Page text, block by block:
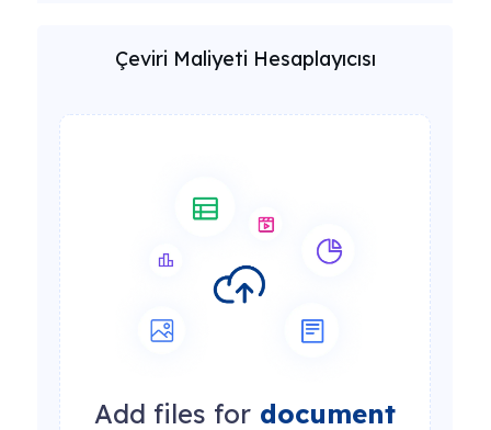
Çeviri Maliyeti Hesaplayıcısı
Add files for document